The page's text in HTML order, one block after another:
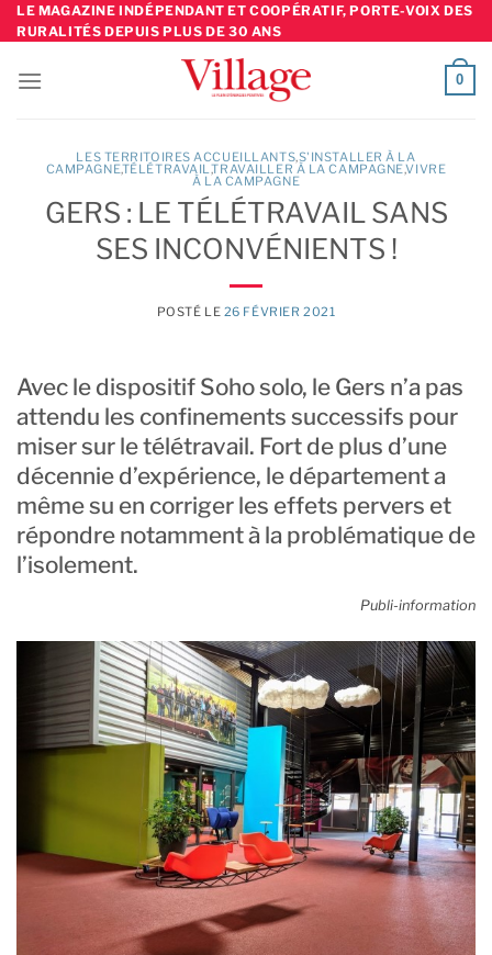
Skip
to
LE MAGAZINE INDÉPENDANT ET COOPÉRATIF, PORTE-VOIX DES
RURALITÉS DEPUIS PLUS DE 30 ANS
0
LES TERRITOIRES ACCUEILLANTS,S'INSTALLER À LA
CAMPAGNETÉLÉTRAVAILTRAVAILLER À LA CAMPAGNE,VIVRE
À LA CAMPAGNE
GERS : LE TÉLÉTRAVAIL SANS
SES INCONVÉNIENTS !
POSTÉ LE 26 FÉVRIER 2021
Avec le dispositif Soho solo, le Gers n’a pas
attendu les confinements successifs pour
miser sur le télétravail. Fort de plus d’une
décennie d’expérience, le département a
même su en corriger les effets pervers et
répondre notamment à la problématique de
l’isolement.
Publi-information